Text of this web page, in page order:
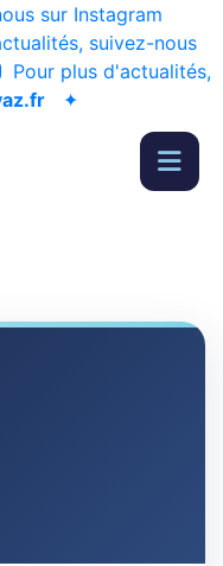
sur Instagram
suivez-nous
Pour plus d'actualités,
✦